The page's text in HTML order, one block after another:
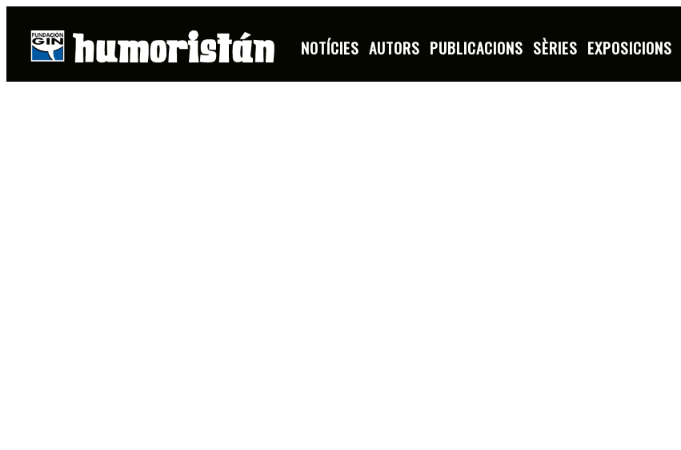
NOTÍCIES AUTORS PUBLICACIONS SÈRIES EXPOSICIONS